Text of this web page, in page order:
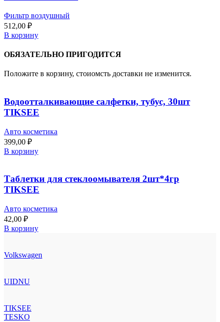
Фильтр воздушный
512,00 ₽
В корзину
ОБЯЗАТЕЛЬНО ПРИГОДИТСЯ
Положите в корзину, стоиомсть доставки не изменится.
Водоотталкивающие салфетки, тубус, 30шт
TIKSEE
Авто косметика
399,00 ₽
В корзину
Таблетки для стеклоомывателя 2шт*4гр
TIKSEE
Авто косметика
42,00 ₽
В корзину
Volkswagen
UIDNU
TIKSEE
TESKO